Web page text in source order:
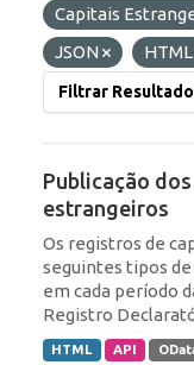
Capitais
JSON
HTML
Filtrar
Publicação
estrangeiros
Os registros de
seguintes tipos
em cada período
Registro
HTML API